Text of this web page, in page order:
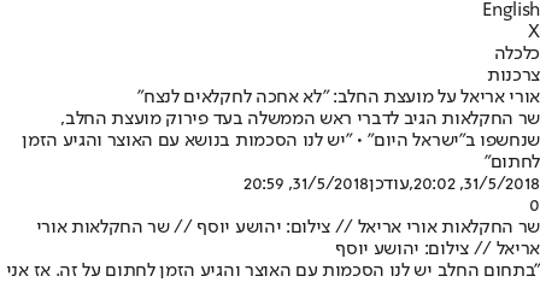
English
X
כלכלה
צרכנות
אורי אריאל על מועצת החלב: "לא אחכה לחקלאים לנצח"
שר החקלאות הגיב לדברי ראש הממשלה בעד פירוק מועצת החלב,
שנחשפו ב"ישראל היום" • "יש לנו הסכמות בנושא עם האוצר והגיע הזמן
לחתום"
31/5/2018, 20:02
,עודכן31/5/2018, 20:59
0
שר החקלאות אורי אריאל // צילום: יהושע יוסף // שר החקלאות אורי
אריאל // צילום: יהושע יוסף
"בתחום החלב יש לנו הסכמות עם האוצר והגיע הזמן לחתום על זה. אז אני